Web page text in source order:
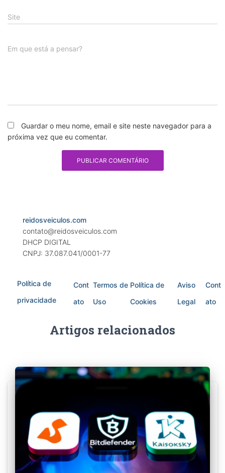
Site
Em que está a pensar?
Guardar o meu nome, email e site neste navegador para a
próxima vez que eu comentar.
reidosveiculos.com
contato@reidosveiculos.com
DHCP DIGITAL
CNPJ: 37.087.041/0001-77
Política de
privacidade
Cont
ato
Termos de
Uso
Política de
Cookies
Aviso
Legal
Cont
ato
Artigos relacionados